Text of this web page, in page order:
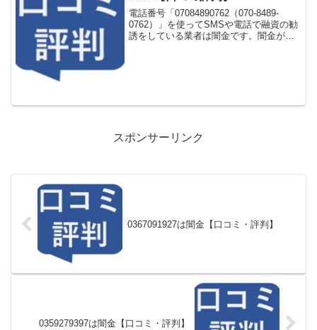
電話番号「07084890762（070-8489-
0762）」を使ってSMSや電話で融資の勧
誘をしている業者は闇金です。闇金が運
スポンサーリンク
0367091927は闇金【口コミ・評判】
0359279397は闇金【口コミ・評判】